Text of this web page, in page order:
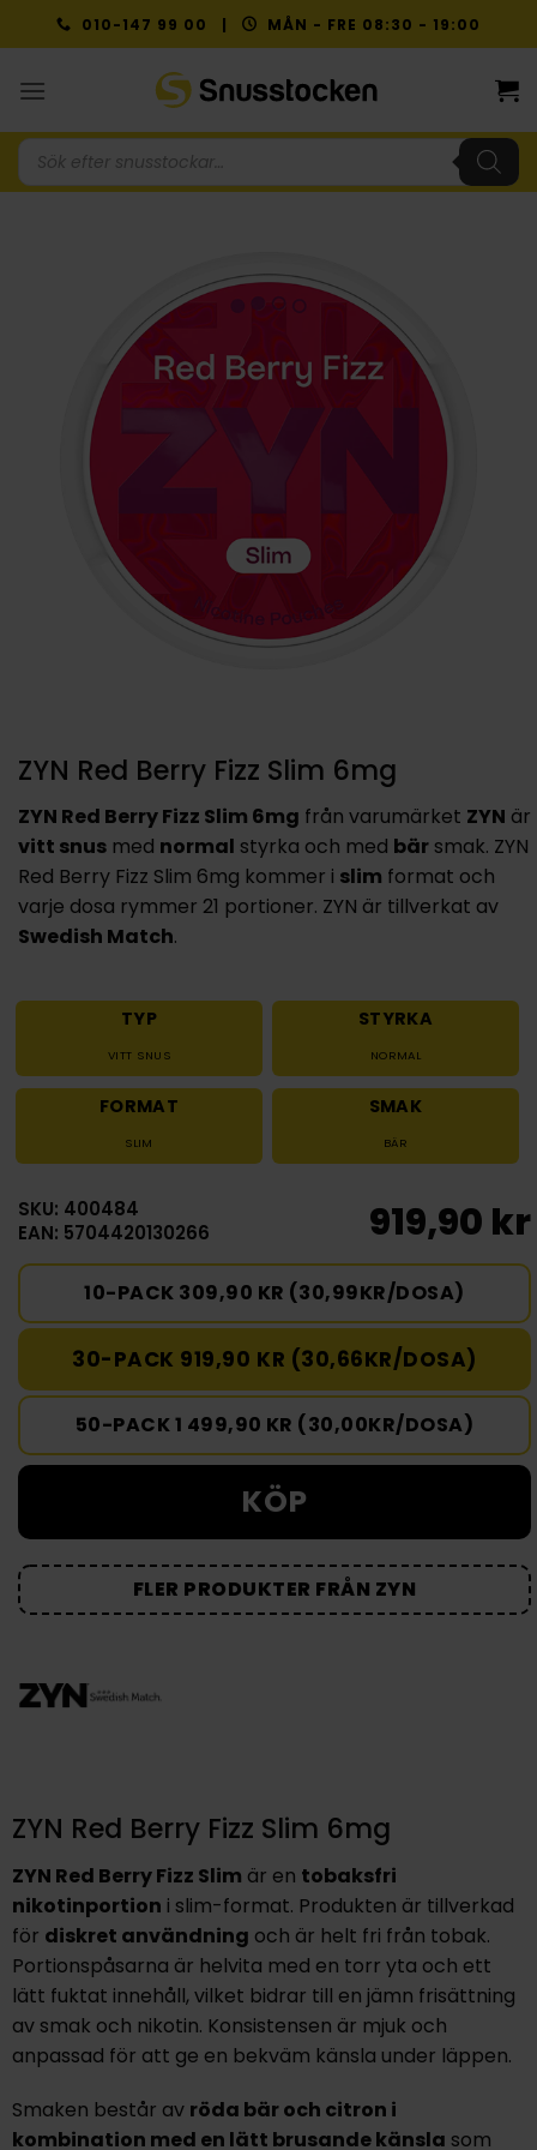
to
010-147 99 00 | MÅN - FRE 08:30 - 19:00
Produktsökning
ZYN Red Berry Fizz Slim 6mg
ZYN Red Berry Fizz Slim 6mg från varumärket ZYN är
vitt snus med normal styrka och med bär smak. ZYN
Red Berry Fizz Slim 6mg kommer i slim format och
varje dosa rymmer 21 portioner. ZYN är tillverkat av
Swedish Match.
TYP
VITT SNUS
STYRKA
NORMAL
FORMAT
SLIM
SMAK
BÄR
SKU: 400484
EAN: 5704420130266
919,90 kr
10-PACK 309,90 KR (30,99KR/DOSA)
30-PACK 919,90 KR (30,66KR/DOSA)
50-PACK 1 499,90 KR (30,00KR/DOSA)
KÖP
FLER PRODUKTER FRÅN ZYN
ZYN Red Berry Fizz Slim 6mg
ZYN Red Berry Fizz Slim är en tobaksfri
nikotinportion i slim-format. Produkten är tillverkad
för diskret användning och är helt fri från tobak.
Portionspåsarna är helvita med en torr yta och ett
lätt fuktat innehåll, vilket bidrar till en jämn frisättning
av smak och nikotin. Konsistensen är mjuk och
anpassad för att ge en bekväm känsla under läppen.
Smaken består av röda bär och citron i
kombination med en lätt brusande känsla som